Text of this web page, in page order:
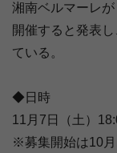
湘南ベルマーレ
開催すると発表
ている。
◆日時
11月7日（土）
※募集開始は10